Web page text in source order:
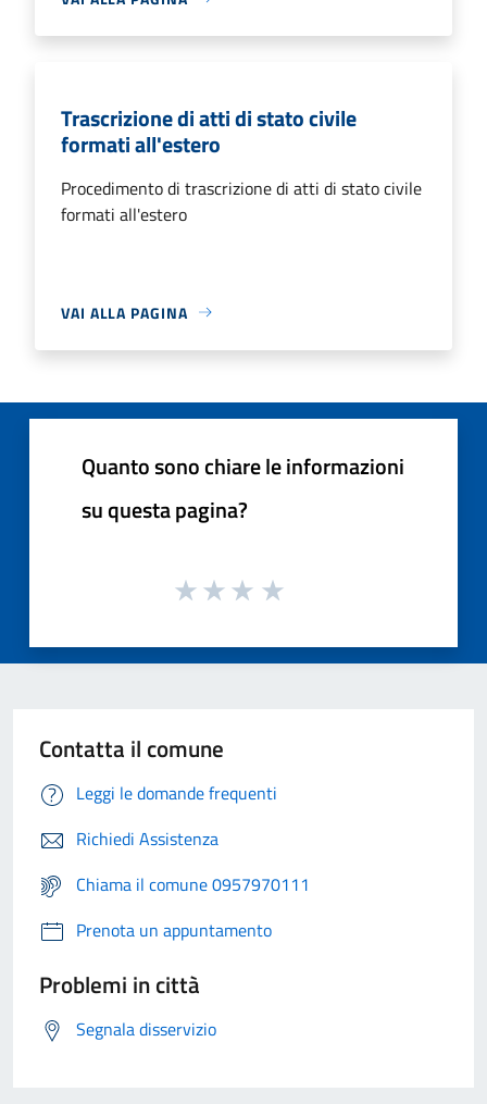
Trascrizione di atti di stato civile
formati all'estero
Procedimento di trascrizione di atti di stato civile
formati all'estero
VAI ALLA PAGINA
Quanto sono chiare le informazioni
su questa pagina?
Contatta il comune
Leggi le domande frequenti
Richiedi Assistenza
Chiama il comune 0957970111
Prenota un appuntamento
Problemi in città
Segnala disservizio